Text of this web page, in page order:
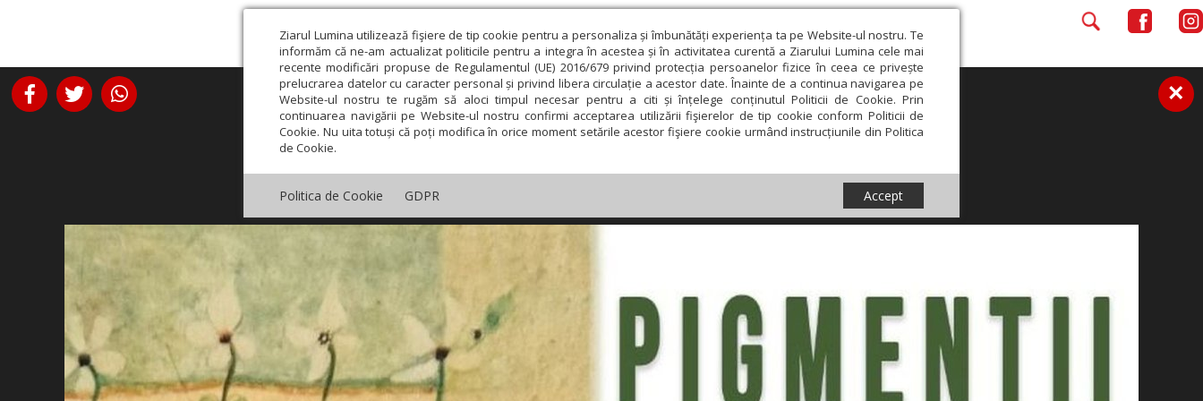
Ziarul Lumina utilizează fişiere de tip cookie pentru a personaliza și îmbunătăți experiența ta pe Website-ul nostru. Te
informăm că ne-am actualizat politicile pentru a integra în acestea și în activitatea curentă a Ziarului Lumina cele mai
recente modificări propuse de Regulamentul (UE) 2016/679 privind protecția persoanelor fizice în ceea ce privește
prelucrarea datelor cu caracter personal și privind libera circulație a acestor date. Înainte de a continua navigarea pe
Website-ul nostru te rugăm să aloci timpul necesar pentru a citi și înțelege conținutul Politicii de Cookie. Prin
continuarea navigării pe Website-ul nostru confirmi acceptarea utilizării fişierelor de tip cookie conform Politicii de
Cookie. Nu uita totuși că poți modifica în orice moment setările acestor fişiere cookie urmând instrucțiunile din Politica
de Cookie.
Politica de Cookie GDPR Accept
×